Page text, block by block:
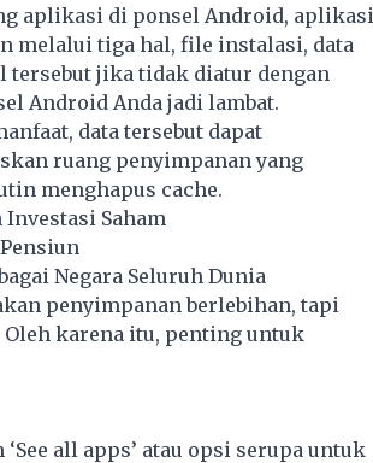
aplikasi di ponsel Android, aplikasi
melalui tiga hal, file instalasi, data
tersebut jika tidak diatur dengan
Android Anda jadi lambat.
data tersebut dapat
ruang penyimpanan yang
menghapus cache.
Saham
Negara Seluruh Dunia
penyimpanan berlebihan, tapi
karena itu, penting untuk
all apps’ atau opsi serupa untuk